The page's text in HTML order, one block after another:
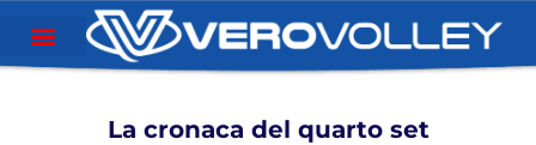
La cronaca del quarto set